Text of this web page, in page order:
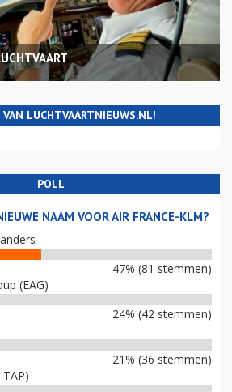
VAN LUCHTVAARTNIEUWS.NL!
POLL
NAAM VOOR AIR FRANCE-KLM?
47% (81 stemmen)
(EAG)
24% (42 stemmen)
21% (36 stemmen)